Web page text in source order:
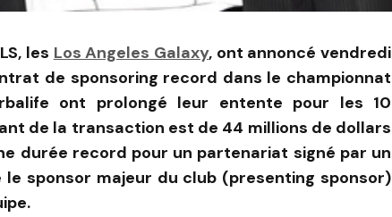
les Los Angeles Galaxy, ont annoncé vendredi
de sponsoring record dans le championnat
ont prolongé leur entente pour les 10
de la transaction est de 44 millions de dollars
durée record pour un partenariat signé par un
le sponsor majeur du club (presenting sponsor)